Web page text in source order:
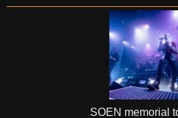
SOEN memorial